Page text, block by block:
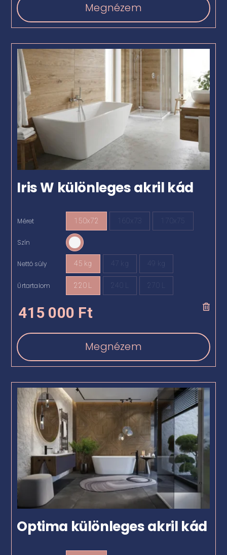
Megnézem
Iris W különleges akril kád
Méret 150x72 160x73 170x75
Szín
Nettó súly 45 kg 47 kg 49 kg
Űrtartalom 220 L 240 L 270 L
415 000 Ft
Megnézem
Optima különleges akril kád